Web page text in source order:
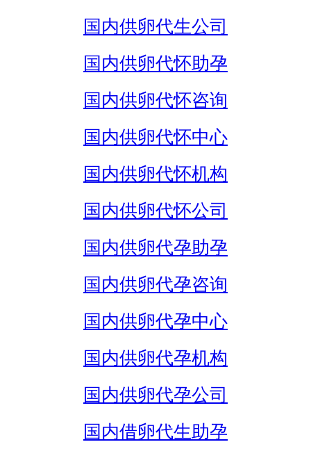
国内供卵代生公司
国内供卵代怀助孕
国内供卵代怀咨询
国内供卵代怀中心
国内供卵代怀机构
国内供卵代怀公司
国内供卵代孕助孕
国内供卵代孕咨询
国内供卵代孕中心
国内供卵代孕机构
国内供卵代孕公司
国内借卵代生助孕